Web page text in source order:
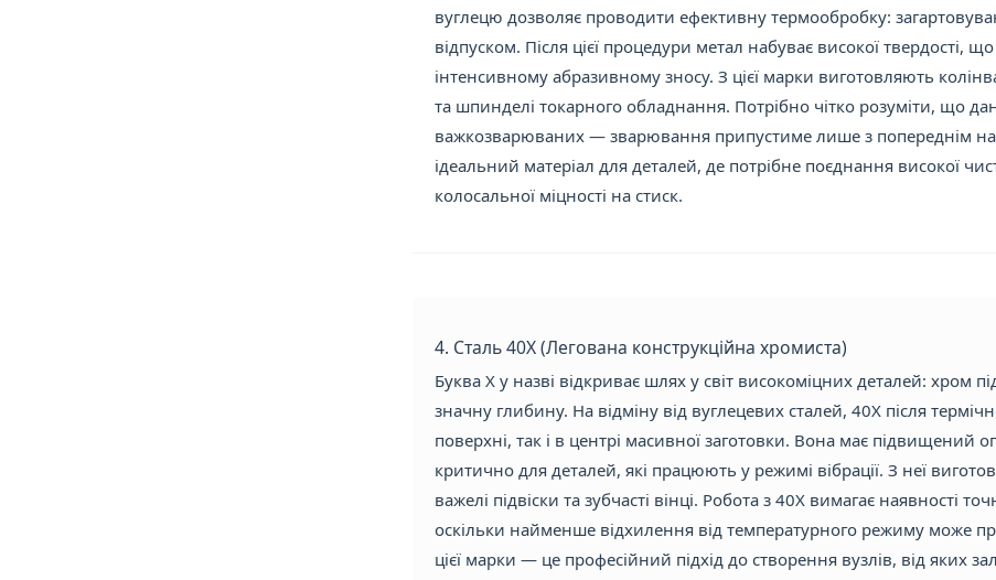
вуглецю дозволяє проводити ефективну термообробку:
відпуском. Після цієї процедури метал набуває високої твердості,
інтенсивному абразивному зносу. З цієї марки виготовляють
та шпинделі токарного обладнання. Потрібно чітко розуміти, що
важкозварюваних — зварювання припустиме лише з попереднім
ідеальний матеріал для деталей, де потрібне поєднання високої
колосальної міцності на стиск.
4. Сталь 40Х (Легована конструкційна хромиста)
Буква Х у назві відкриває шлях у світ високоміцних деталей: хром
значну глибину. На відміну від вуглецевих сталей, 40Х після
поверхні, так і в центрі масивної заготовки. Вона має
критично для деталей, які працюють у режимі вібрації. З неї
важелі підвіски та зубчасті вінці. Робота з 40Х вимагає наявності
оскільки найменше відхилення від температурного режиму може
цієї марки — це професійний підхід до створення вузлів, від яких